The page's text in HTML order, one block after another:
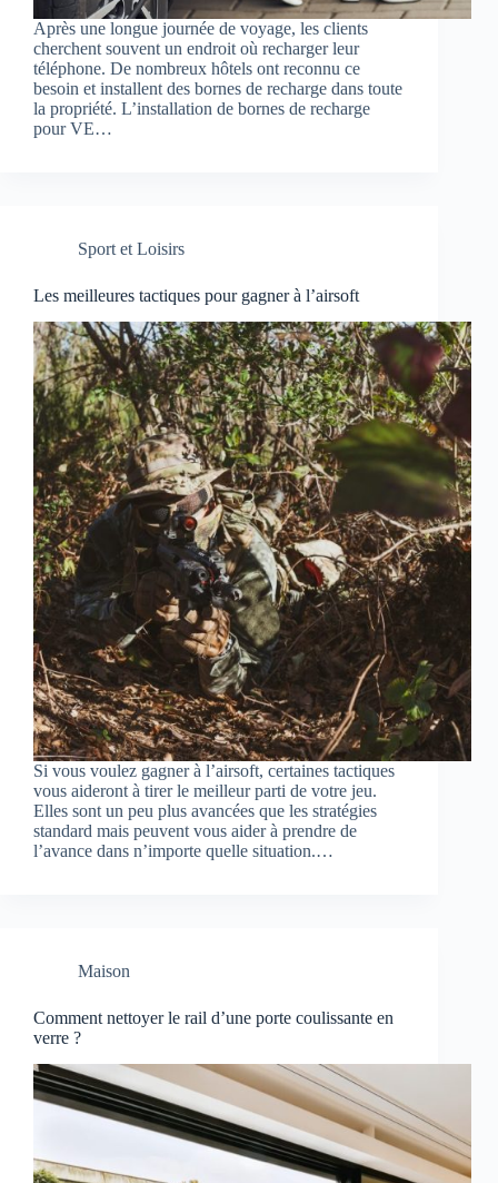
Après une longue journée de voyage, les clients
cherchent souvent un endroit où recharger leur
téléphone. De nombreux hôtels ont reconnu ce
besoin et installent des bornes de recharge dans toute
la propriété. L’installation de bornes de recharge
pour VE…
Sport et Loisirs
Les meilleures tactiques pour gagner à l’airsoft
Si vous voulez gagner à l’airsoft, certaines tactiques
vous aideront à tirer le meilleur parti de votre jeu.
Elles sont un peu plus avancées que les stratégies
standard mais peuvent vous aider à prendre de
l’avance dans n’importe quelle situation.…
Maison
Comment nettoyer le rail d’une porte coulissante en
verre ?